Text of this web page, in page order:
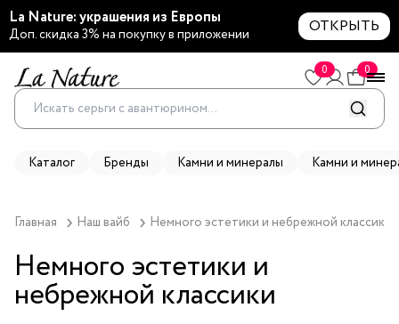
La Nature: украшения из Европы
Доп. скидка 3% на покупку в приложении ОТКРЫТЬ
0 0
Каталог Бренды Камни и минералы Камни и
Главная Наш вайб Немного эстетики и небрежной классики
Немного эстетики и
небрежной классики